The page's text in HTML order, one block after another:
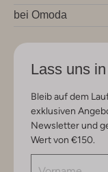
bei Omoda
Lass uns
Bleib auf dem
exklusiven
Newsletter und
Wert von €150.